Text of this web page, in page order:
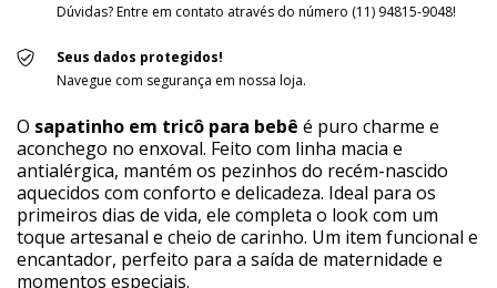
Dúvidas? Entre em contato através do número (11) 94815-9048!
Seus dados protegidos!
Navegue com segurança em nossa loja.
O sapatinho em tricô para bebê é puro charme e
aconchego no enxoval. Feito com linha macia e
antialérgica, mantém os pezinhos do recém-nascido
aquecidos com conforto e delicadeza. Ideal para os
primeiros dias de vida, ele completa o look com um
toque artesanal e cheio de carinho. Um item funcional e
encantador, perfeito para a saída de maternidade e
momentos especiais.